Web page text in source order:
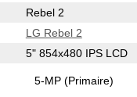
Rebel 2
LG Rebel 2
5" 854x480 IPS LCD
5-MP(Primaire)